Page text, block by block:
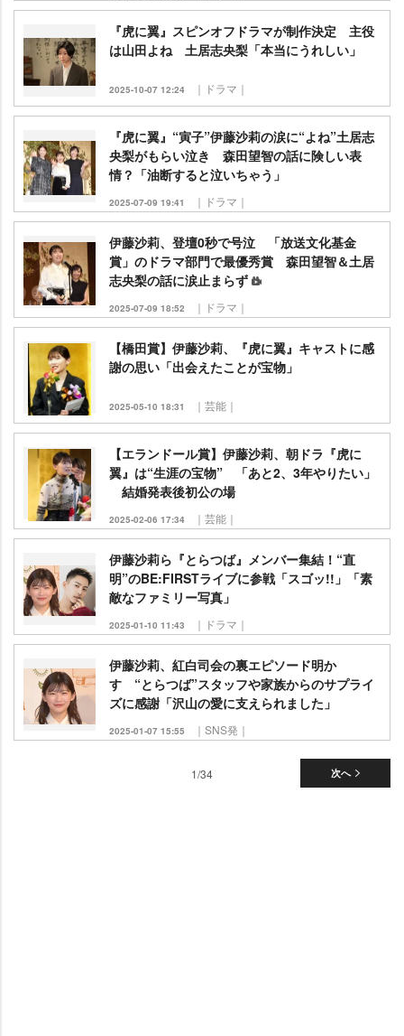
『虎に翼』スピンオフドラマが制作決定 主役
は山田よね 土居志央梨「本当にうれしい」
2025-10-07 12:24 ｜ドラマ｜
『虎に翼』“寅子”伊藤沙莉の涙に“よね”土居志
央梨がもらい泣き 森田望智の話に険しい表
情？「油断すると泣いちゃう」
2025-07-09 19:41 ｜ドラマ｜
伊藤沙莉、登壇0秒で号泣 「放送文化基金
賞」のドラマ部門で最優秀賞 森田望智＆土居
志央梨の話に涙止まらず
2025-07-09 18:52 ｜ドラマ｜
【橋田賞】伊藤沙莉、『虎に翼』キャストに感
謝の思い「出会えたことが宝物」
2025-05-10 18:31 ｜芸能｜
【エランドール賞】伊藤沙莉、朝ドラ『虎に
翼』は“生涯の宝物” 「あと2、3年やりたい」
結婚発表後初公の場
2025-02-06 17:34 ｜芸能｜
伊藤沙莉ら『とらつば』メンバー集結！“直
明”のBE:FIRSTライブに参戦「スゴッ!!」「素
敵なファミリー写真」
2025-01-10 11:43 ｜ドラマ｜
伊藤沙莉、紅白司会の裏エピソード明か
す “とらつば”スタッフや家族からのサプライ
ズに感謝「沢山の愛に支えられました」
2025-01-07 15:55 ｜SNS発｜
次へ
1/34